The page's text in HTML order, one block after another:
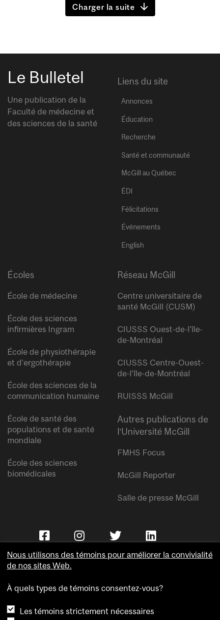
Charger la suite
Le Bulletel
Une publication de la
Faculté de médecine et
des sciences de la santé
Liens du site
Annonces
Éducation
Recherche
Santé et communauté
McGill au Québec
ÉDI
Félicitations
Événements
English
Écoles
École de médecine
École des sciences
infirmières Ingram
École de physiothérapie
et d’ergothérapie
École des sciences de la
communication humaine
École de santé des
populations et de santé
mondiale
École des sciences
biomédicales
Réseau McGill
Centre universitaire de
santé McGill (CUSM)
CIUSSS Ouest-de-l’île-
de-Montréal
CIUSSS Centre-Ouest-
de-l’île-de-Montréal
RUISSS McGill
Autres publications de
l’Université McGill
FMHS Focus
McGill Reporter
Salle de presse McGill
Accessibilité
Nous utilisons des témoins pour améliorer la convivialité
de nos sites Web.
À quels types de témoins consentez-vous?
Les témoins strictement nécessaires